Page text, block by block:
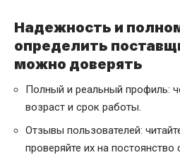
Надежность и
определить
можно доверять
Полный и реальный профиль:
возраст и срок работы.
Отзывы пользователей:
проверяйте их на постоянство